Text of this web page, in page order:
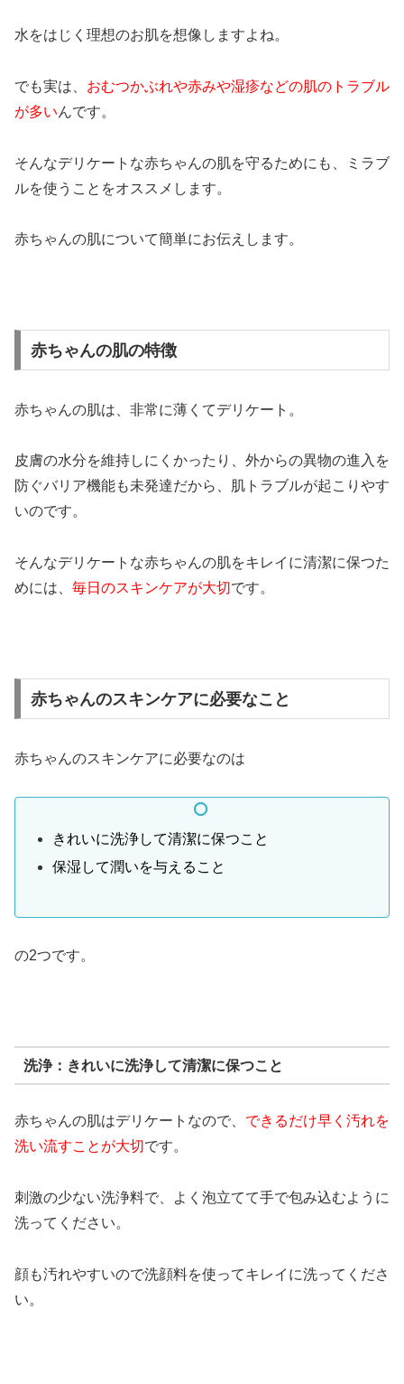
水をはじく理想のお肌を想像しますよね。
でも実は、 おむつかぶれや赤みや湿疹などの肌のトラブル
が多いんです。
そんなデリケートな赤ちゃんの肌を守るためにも、ミラブ
ルを使うことをオススメします。
赤ちゃんの肌について簡単にお伝えします。
赤ちゃんの肌の特徴
赤ちゃんの肌は、非常に薄くてデリケート。
皮膚の水分を維持しにくかったり、外からの異物の進入を
防ぐバリア機能も未発達だから、肌トラブルが起こりやす
いのです。
そんなデリケートな赤ちゃんの肌をキレイに清潔に保つた
めには、 毎日のスキンケアが大切です。
赤ちゃんのスキンケアに必要なこと
赤ちゃんのスキンケアに必要なのは
きれいに洗浄して清潔に保つこと
保湿して潤いを与えること
の2つです。
洗浄：きれいに洗浄して清潔に保つこと
赤ちゃんの肌はデリケートなので、 できるだけ早く汚れを
洗い流すことが大切です。
刺激の少ない洗浄料で、よく泡立てて手で包み込むように
洗ってください。
顔も汚れやすいので洗顔料を使ってキレイに洗ってくださ
い。